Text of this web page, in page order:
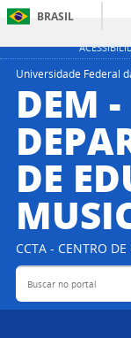
BRASIL
Universidade Federal
DEM -
DE
CCTA - CENTRO
Buscar no portal